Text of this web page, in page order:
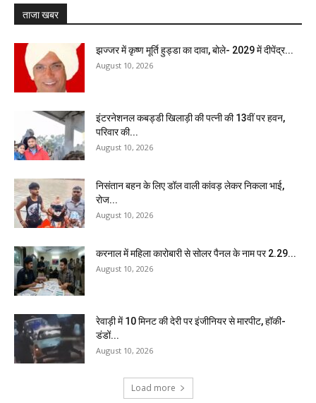
ताजा खबर
झज्जर में कृष्ण मूर्ति हुड्डा का दावा, बोले- 2029 में दीपेंद्र...
August 10, 2026
इंटरनेशनल कबड्डी खिलाड़ी की पत्नी की 13वीं पर हवन,
परिवार की...
August 10, 2026
निसंतान बहन के लिए डॉल वाली कांवड़ लेकर निकला भाई,
रोज...
August 10, 2026
करनाल में महिला कारोबारी से सोलर पैनल के नाम पर 2.29...
August 10, 2026
रेवाड़ी में 10 मिनट की देरी पर इंजीनियर से मारपीट, हॉकी-
डंडों...
August 10, 2026
Load more